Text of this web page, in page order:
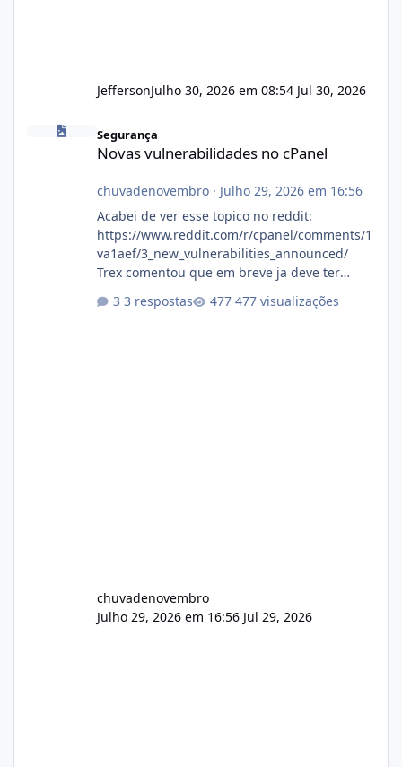
JeffersonJulho 30, 2026 em 08:54 Jul 30, 2026
Novas vulnerabilidades no cPanel
Segurança
Novas vulnerabilidades no cPanel
chuvadenovembro· Julho 29, 2026 em 16:56
Acabei de ver esse topico no reddit:
https://www.reddit.com/r/cpanel/comments/1
va1aef/3_new_vulnerabilities_announced/
Trex comentou que em breve ja deve ter
3 respostas 477 visualizações
chuvadenovembro
Julho 29, 2026 em 16:56 Jul 29, 2026